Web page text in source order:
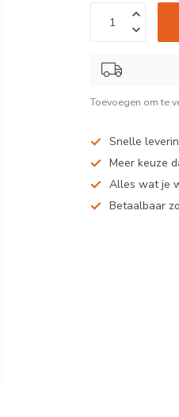
Toevoegen om te
Snelle
Meer keuze
Alles wat je
Betaalbaar